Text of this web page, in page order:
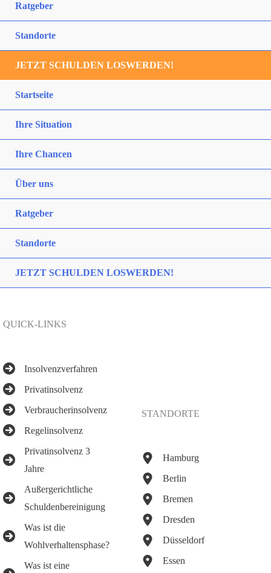
Ratgeber
Standorte
JETZT SCHULDEN LOSWERDEN!
Startseite
Ihre Situation
Ihre Chancen
Über uns
Ratgeber
Standorte
JETZT SCHULDEN LOSWERDEN!
QUICK-LINKS
Insolvenzverfahren
Privatinsolvenz
Verbraucherinsolvenz
Regelinsolvenz
Privatinsolvenz 3
Jahre
Außergerichtliche
Schuldenbereinigung
Was ist die
Wohlverhaltensphase?
Was ist eine
STANDORTE
Hamburg
Berlin
Bremen
Dresden
Düsseldorf
Essen